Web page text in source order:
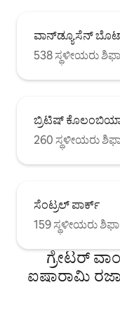
ವಾನ್‌ಡ್ಯೂಸೆನ್
538 ಸ್ಥಳೀಯರು
ಬ್ರಿಟಿಷ್ ಕೊಲಂಬಿಯಾ
260 ಸ್ಥಳೀಯರು
ಸೆಂಟ್ರಲ್ ಪಾರ್ಕ್
159 ಸ್ಥಳೀಯರು
ಗ್ರೇಟರ್
ಐಷಾರಾಮಿ